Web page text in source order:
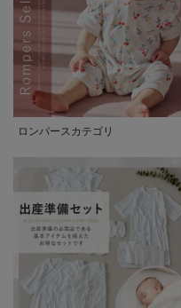
ロンパースカテゴリ